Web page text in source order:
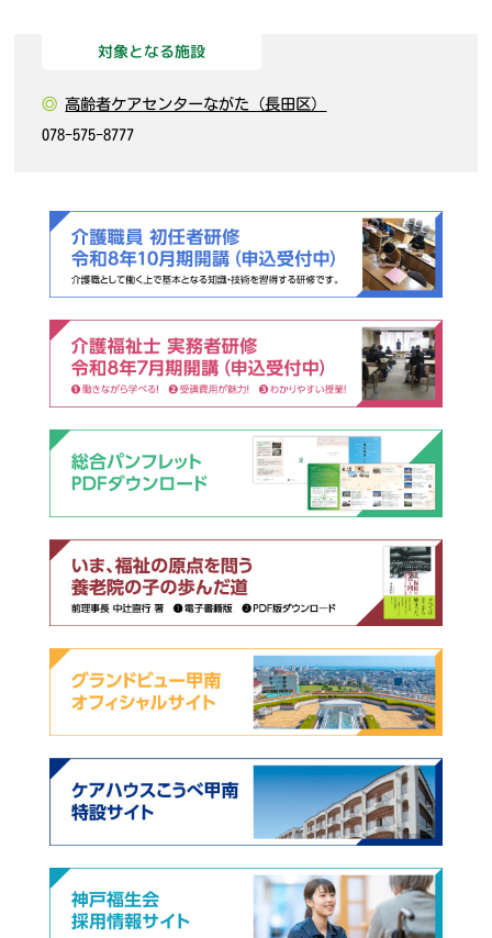
対象となる施設
◎ 高齢者ケアセンターながた（長田区）
078-575-8777